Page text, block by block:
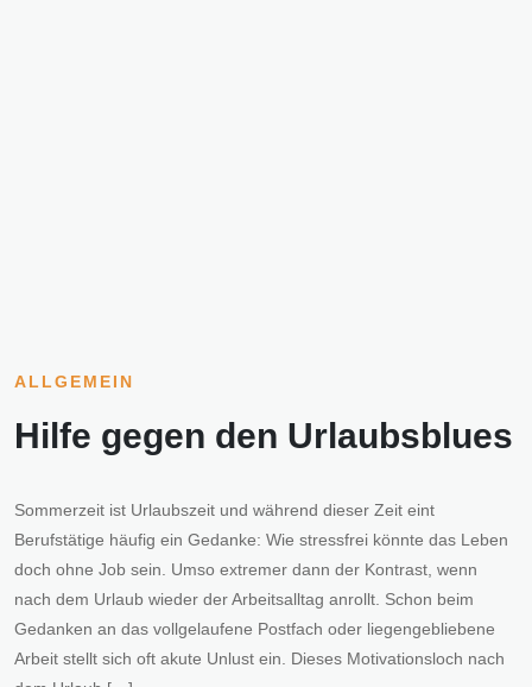
ALLGEMEIN
Hilfe gegen den Urlaubsblues
Sommerzeit ist Urlaubszeit und während dieser Zeit eint
Berufstätige häufig ein Gedanke: Wie stressfrei könnte das Leben
doch ohne Job sein. Umso extremer dann der Kontrast, wenn
nach dem Urlaub wieder der Arbeitsalltag anrollt. Schon beim
Gedanken an das vollgelaufene Postfach oder liegengebliebene
Arbeit stellt sich oft akute Unlust ein. Dieses Motivationsloch nach